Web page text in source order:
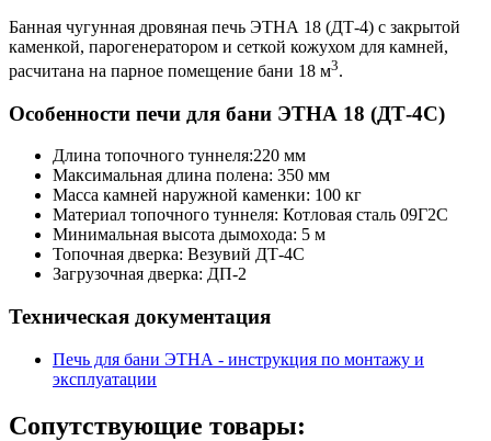
Банная чугунная дровяная печь ЭТНА 18 (ДТ-4) с закрытой
каменкой, парогенератором и сеткой кожухом для камней,
расчитана на парное помещение бани 18 м3.
Особенности печи для бани ЭТНА 18 (ДТ-4С)
Длина топочного туннеля:220 мм
Максимальная длина полена: 350 мм
Масса камней наружной каменки: 100 кг
Материал топочного туннеля: Котловая сталь 09Г2С
Минимальная высота дымохода: 5 м
Топочная дверка: Везувий ДТ-4С
Загрузочная дверка: ДП-2
Техническая документация
Печь для бани ЭТНА - инструкция по монтажу и
эксплуатации
Сопутствующие товары: